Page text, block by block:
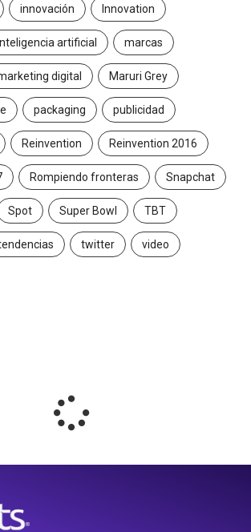
innovación Innovation
artificial marcas
digital Maruri Grey
packaging publicidad
Reinvention Reinvention 2016
Rompiendo fronteras Snapchat
Spot Super Bowl TBT
twitter video